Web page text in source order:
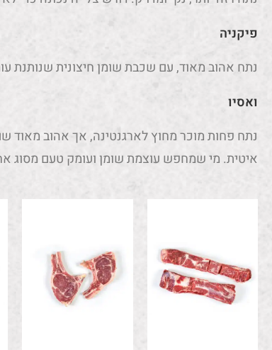
פיקניה
נתח אהוב מאוד, עם שכבת שומן חיצונית שנותנת
ואסיו
נתח פחות מוכר מחוץ לארגנטינה, אך אהוב מאוד
איטית. מי שמחפש עוצמת שומן ועומק טעם מסוג